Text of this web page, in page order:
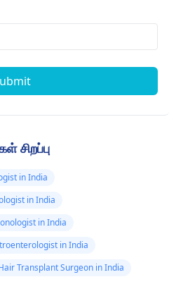
சிறப்பு
in India
in India
in India
in India
Transplant Surgeon in India